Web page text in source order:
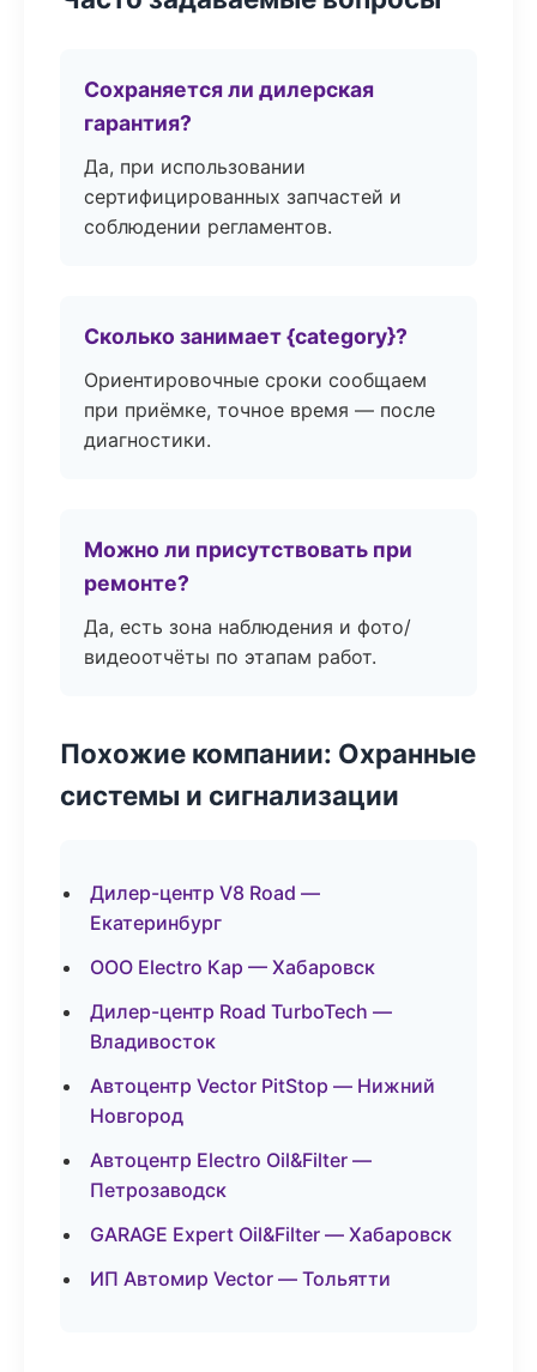
Сохраняется ли дилерская
гарантия?
Да, при использовании
сертифицированных запчастей и
соблюдении регламентов.
Сколько занимает {category}?
Ориентировочные сроки сообщаем
при приёмке, точное время — после
диагностики.
Можно ли присутствовать при
ремонте?
Да, есть зона наблюдения и фото/
видеоотчёты по этапам работ.
Похожие компании: Охранные
системы и сигнализации
Дилер-центр V8 Road —
Екатеринбург
ООО Electro Кар — Хабаровск
Дилер-центр Road TurboTech —
Владивосток
Автоцентр Vector PitStop — Нижний
Новгород
Автоцентр Electro Oil&Filter —
Петрозаводск
GARAGE Expert Oil&Filter — Хабаровск
ИП Автомир Vector — Тольятти